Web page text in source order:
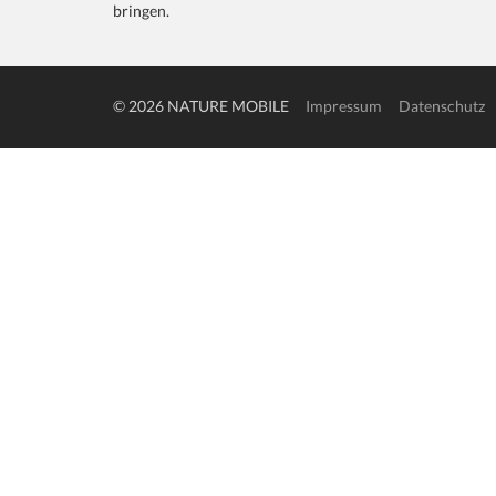
bringen.
© 2026 NATURE MOBILE Impressum Datenschutz